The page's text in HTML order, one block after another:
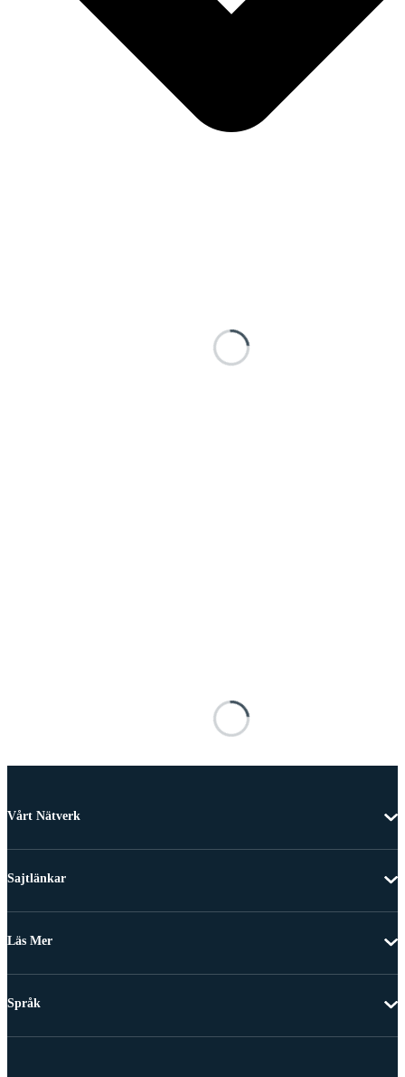
Vårt Nätverk
Sajtlänkar
Läs Mer
Språk